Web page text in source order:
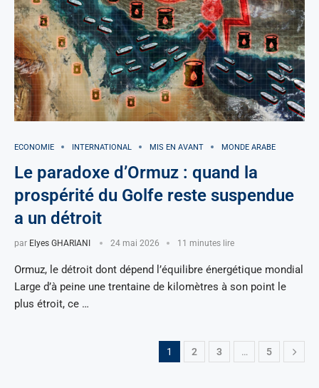
ECONOMIE INTERNATIONAL MIS EN AVANT MONDE ARABE
Le paradoxe d’Ormuz : quand la
prospérité du Golfe reste suspendue
a un détroit
par Elyes GHARIANI 24 mai 2026 11 minutes lire
Ormuz, le détroit dont dépend l’équilibre énergétique mondial
Large d’à peine une trentaine de kilomètres à son point le
plus étroit, ce …
1 2 3 … 5